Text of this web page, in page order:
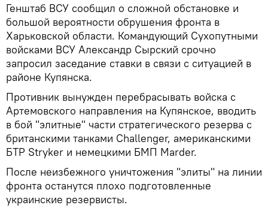
Генштаб ВСУ сообщил о сложной обстановке и
большой вероятности обрушения фронта в
Харьковской области. Командующий Сухопутными
войсками ВСУ Александр Сырский срочно
запросил заседание ставки в связи с ситуацией в
районе Купянска.
Противник вынужден перебрасывать войска с
Артемовского направления на Купянское, вводить
в бой "элитные" части стратегического резерва с
британскими танками Challenger, американскими
БТР Stryker и немецкими БМП Marder.
После неизбежного уничтожения "элиты" на линии
фронта останутся плохо подготовленные
украинские резервисты.